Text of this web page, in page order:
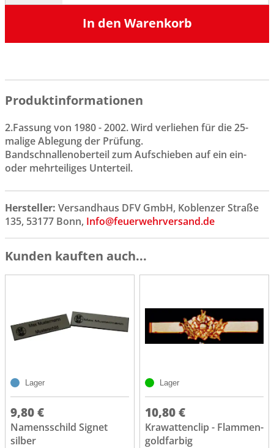
In den Warenkorb
Produktinformationen
2.Fassung von 1980 - 2002. Wird verliehen für die 25-
malige Ablegung der Prüfung.
Bandschnallenoberteil zum Aufschieben auf ein ein-
oder mehrteiliges Unterteil.
Hersteller: Versandhaus DFV GmbH, Koblenzer Straße
135, 53177 Bonn, Info@feuerwehrversand.de
Kunden kauften auch...
Lager
9,80 €
Namensschild Signet
silber
Lager
10,80 €
Krawattenclip - Flammen-
goldfarbig